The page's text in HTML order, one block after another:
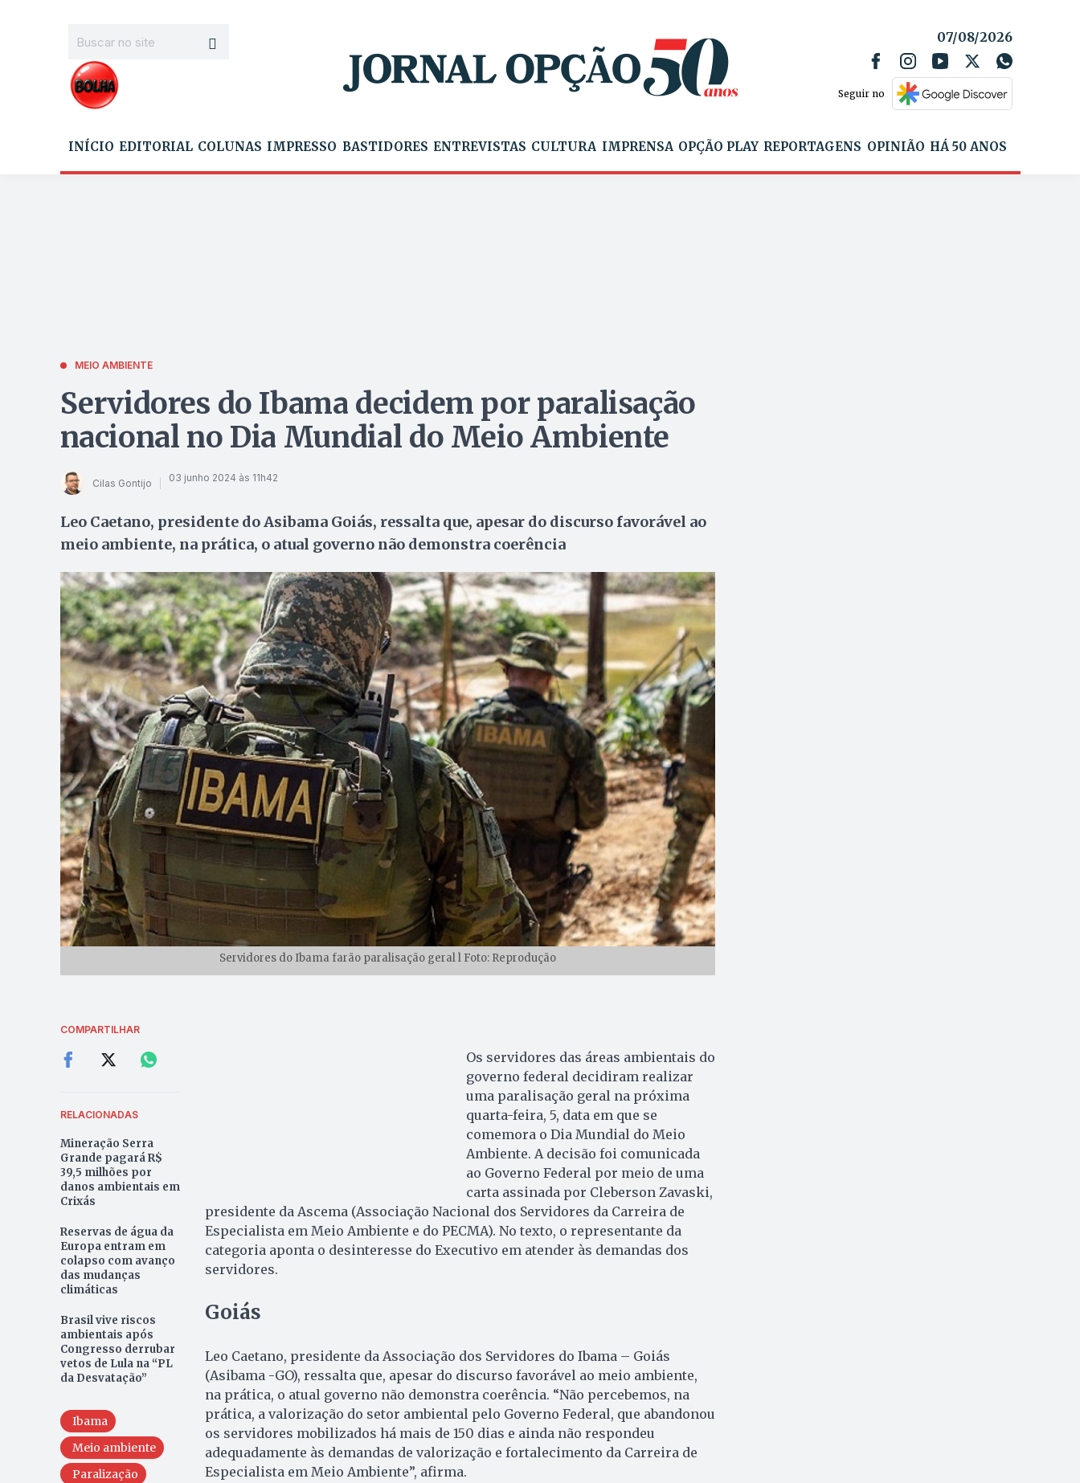
07/08/2026
Seguir no
INÍCIO EDITORIAL COLUNAS IMPRESSO BASTIDORES ENTREVISTAS CULTURA IMPRENSA OPÇÃO PLAY REPORTAGENS OPINIÃO HÁ 50 ANOS
MEIO AMBIENTE
Servidores do Ibama decidem por paralisação
nacional no Dia Mundial do Meio Ambiente
Cilas Gontijo 03 junho 2024 às 11h42
Leo Caetano, presidente do Asibama Goiás, ressalta que, apesar do discurso favorável ao
meio ambiente, na prática, o atual governo não demonstra coerência
Servidores do Ibama farão paralisação geral l Foto: Reprodução
COMPARTILHAR
RELACIONADAS
Mineração Serra
Grande pagará R$
39,5 milhões por
danos ambientais em
Crixás
Reservas de água da
Europa entram em
colapso com avanço
das mudanças
climáticas
Brasil vive riscos
ambientais após
Congresso derrubar
vetos de Lula na “PL
da Desvatação”
Ibama
Meio ambiente
Paralização
Os servidores das áreas ambientais do
governo federal decidiram realizar
uma paralisação geral na próxima
quarta-feira, 5, data em que se
comemora o Dia Mundial do Meio
Ambiente. A decisão foi comunicada
ao Governo Federal por meio de uma
carta assinada por Cleberson Zavaski,
presidente da Ascema (Associação Nacional dos Servidores da Carreira de
Especialista em Meio Ambiente e do PECMA). No texto, o representante da
categoria aponta o desinteresse do Executivo em atender às demandas dos
servidores.
Goiás
Leo Caetano, presidente da Associação dos Servidores do Ibama – Goiás
(Asibama -GO), ressalta que, apesar do discurso favorável ao meio ambiente,
na prática, o atual governo não demonstra coerência. “Não percebemos, na
prática, a valorização do setor ambiental pelo Governo Federal, que abandonou
os servidores mobilizados há mais de 150 dias e ainda não respondeu
adequadamente às demandas de valorização e fortalecimento da Carreira de
Especialista em Meio Ambiente”, afirma.